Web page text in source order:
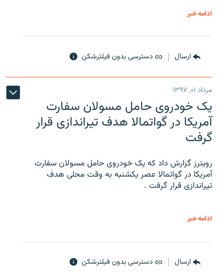
ادامه خبر
ارسال دسترسی بدون فیلترشکن
مرداد ۰۱, ۱۳۹۷
یک خودروی حامل مسولان سفارت
آمریکا در گواتمالا هدف تیراندازی قرار
گرفت
رویترز گزارش داد که یک خودروی حامل مسولان سفارت
آمریکا در گواتمالا عصر یکشنبه به وقت محلی هدف
تیراندازی قرار گرفت .
ادامه خبر
ارسال دسترسی بدون فیلترشکن